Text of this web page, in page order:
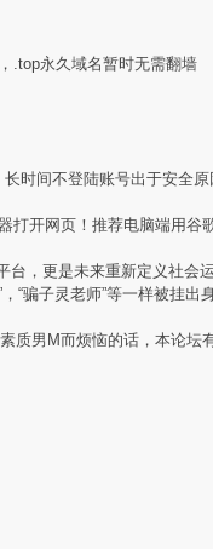
.top永久域名暂时无需翻墙
时间不登陆账号出于安全原
开网页！推荐电脑端用
，更是未来重新定义社
“骗子灵老师”等一样被挂出
男M而烦恼的话，本论坛